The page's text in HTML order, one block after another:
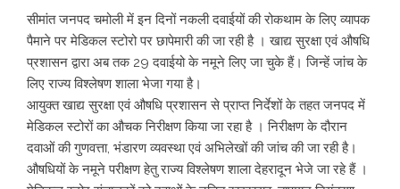
सीमांत जनपद चमोली में इन दिनों नकली दवाईयों की रोकथाम के लिए व्यापक
पैमाने पर मेडिकल स्टोरो पर छापेमारी की जा रही है । खाद्य सुरक्षा एवं औषधि
प्रशासन द्वारा अब तक 29 दवाईयो के नमूने लिए जा चुके हैं। जिन्हें जांच के
लिए राज्य विश्लेषण शाला भेजा गया है।
आयुक्त खाद्य सुरक्षा एवं औषधि प्रशासन से प्राप्त निर्देशों के तहत जनपद में
मेडिकल स्टोरों का औचक निरीक्षण किया जा रहा है । निरीक्षण के दौरान
दवाओं की गुणवत्ता, भंडारण व्यवस्था एवं अभिलेखों की जांच की जा रही है।
औषधियों के नमूने परीक्षण हेतु राज्य विश्लेषण शाला देहरादून भेजे जा रहे हैं ।